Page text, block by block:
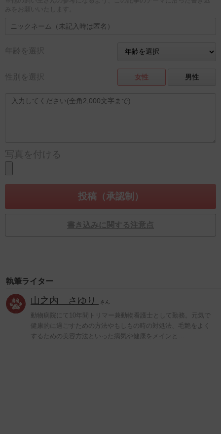
みをお願いいたします。
年齢を選択
性別を選択 女性 男性
写真を付ける
書き込みに関する注意点
執筆ライター
山之内 さゆり さん
動物病院にて10年間トリマー兼動物看護士として勤務。元気で
健康的に過ごすための方法やもしもの時の対処法、毛艶をよく
するための美容方法といった病気や健康をメインと…